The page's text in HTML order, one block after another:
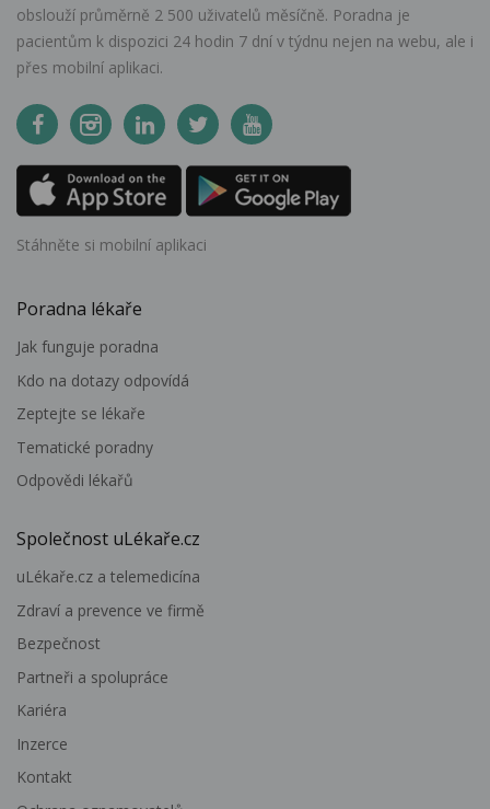
obslouží průměrně 2 500 uživatelů měsíčně. Poradna je
pacientům k dispozici 24 hodin 7 dní v týdnu nejen na webu, ale i
přes mobilní aplikaci.
Stáhněte si mobilní aplikaci
Poradna lékaře
Jak funguje poradna
Kdo na dotazy odpovídá
Zeptejte se lékaře
Tematické poradny
Odpovědi lékařů
Společnost uLékaře.cz
uLékaře.cz a telemedicína
Zdraví a prevence ve firmě
Bezpečnost
Partneři a spolupráce
Kariéra
Inzerce
Kontakt